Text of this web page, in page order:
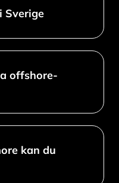
Sverige​
offshore-
kan du